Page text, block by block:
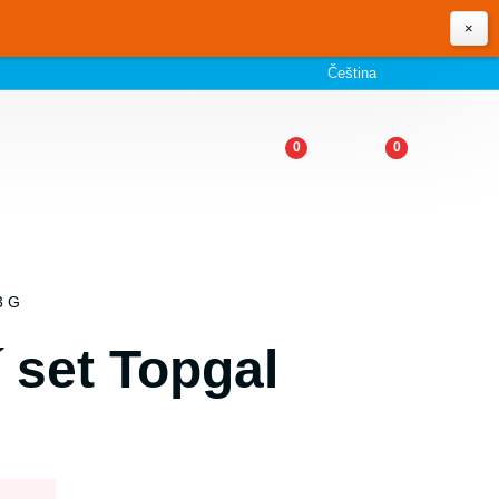
×
Čeština
0 0
G
Topgal